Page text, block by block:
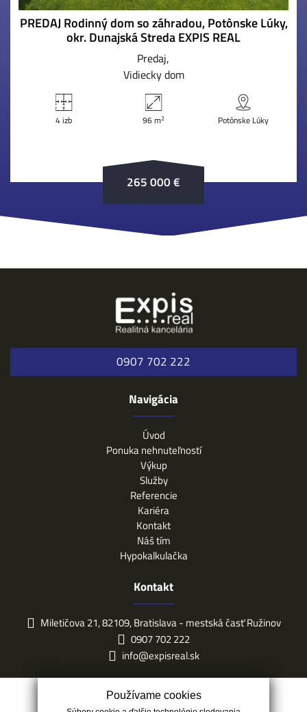
PREDAJ Rodinný dom so záhradou, Potônske Lúky,
okr. Dunajská Streda EXPIS REAL
Predaj
Vidiecky dom
4 izb 96 m2 Potônske Lúky
265 000 €
0907 702 222
Navigácia
Úvod
Ponuka nehnuteľností
Výkup
Služby
Referencie
Kariéra
Kontakt
Náš tím
Hypokalkulačka
Kontakt
Miletičova 21, 82109, Bratislava - mestská časť Ružinov
0907 702 222
info@expisreal.sk
Používame cookies